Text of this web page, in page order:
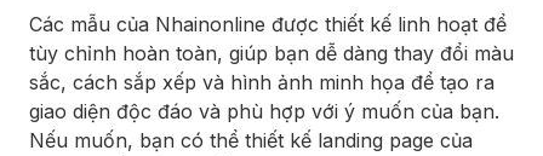
Các mẫu của Nhainonline được thiết kế linh hoạt để
tùy chỉnh hoàn toàn, giúp bạn dễ dàng thay đổi màu
sắc, cách sắp xếp và hình ảnh minh họa để tạo ra
giao diện độc đáo và phù hợp với ý muốn của bạn.
Nếu muốn, bạn có thể thiết kế landing page của